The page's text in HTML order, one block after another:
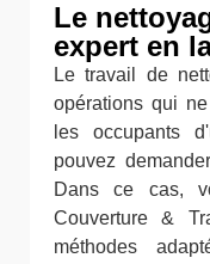
Le
expert en
Le travail de
opérations qui
les occupants
pouvez
Dans ce cas,
Couverture &
méthodes